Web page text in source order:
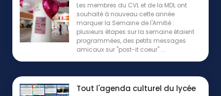
Les membres du CVL et de la MDL ont
souhaité à nouveau cette année
marquer la Semaine de l'Amitié :
plusieurs étapes sur la semaine étaient
programmées, des petits messages
amicaux sur "post-it coeur" ...
Tout l'agenda culturel du lycée